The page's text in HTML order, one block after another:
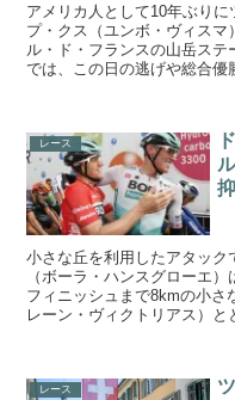
アメリカ人として10年ぶり
プ・クス（ユンボ・ヴィス
ル・ド・フランスの山岳ス
では、この日の逃げや総合優
レース
小さな丘を利用したアタッ
（ボーラ・ハンスグローエ
フィニッシュまで8kmの小さ
レーン・ヴィクトリアス）と
レース